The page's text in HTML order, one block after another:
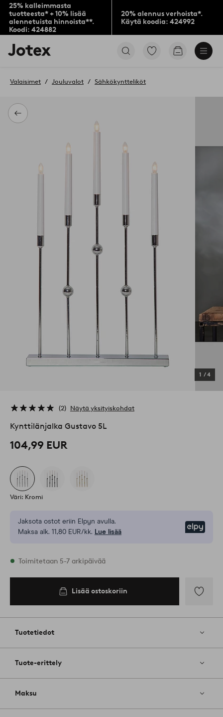
25% kalleimmasta
tuotteesta* + 10% lisää
alennetuista hinnoista**.
Koodi: 424882
20% alennus verhoista*.
Käytä koodia: 424992
Jotex-
logo
aloitussivulle
Siirry
Siirry
Takaisin
Valaisimet Jouluvalot Sähkökyntteliköt
1 /4
2 Näytä yksityiskohdat
Kynttilänjalka Gustavo 5L
104,99 EUR
Väri: Kromi
Jaksota ostot eriin Elpyn avulla.
Maksa alk. 11,80 EUR/kk. Lue lisää
Varastossa
Toimitetaan 5-7 arkipäivää
Lisää ostoskoriin
Tuotetiedot
Tuote-erittely
Maksu